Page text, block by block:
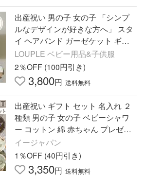
出産祝い 男の子 女の子 「シンプ
ルなデザインが好きな方へ」 スタ
イ ヘアバンド ガーゼケット ギフ
ト プレゼント セット 実用的 1人目
2人目 送料無料
LOUPLE ベビー用品&子供服
2％OFF (100円引き)
3,800円 送料無料
出産祝い ギフト セット 名入れ ２
種類 男の子 女の子 ベビーシャワ
ー コットン 綿 赤ちゃん プレゼン
ト 贈り物 スタイ 靴下 ポイント利
用 爆買
イージャパン
1％OFF (40円引き)
3,350円 送料無料